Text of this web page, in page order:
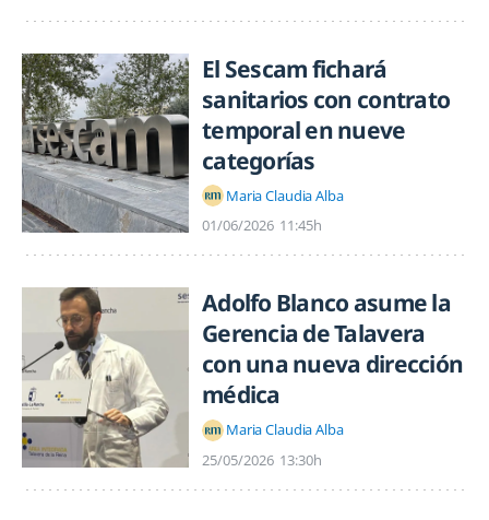
El Sescam fichará
sanitarios con contrato
temporal en nueve
categorías
Maria Claudia Alba
01/06/2026 11:45h
Adolfo Blanco asume la
Gerencia de Talavera
con una nueva dirección
médica
Maria Claudia Alba
25/05/2026 13:30h